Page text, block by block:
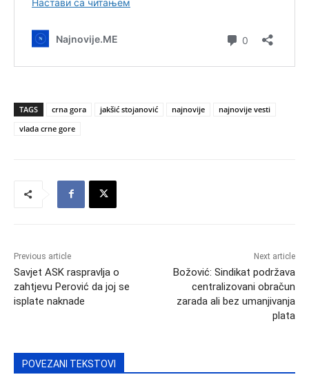
TAGS crna gora jakšić stojanović najnovije
najnovije vesti
vlada crne gore
Previous article
Savjet ASK raspravlja o
zahtjevu Perović da joj se
isplate naknade
Next article
Božović: Sindikat podržava
centralizovani obračun
zarada ali bez umanjivanja
plata
POVEZANI TEKSTOVI